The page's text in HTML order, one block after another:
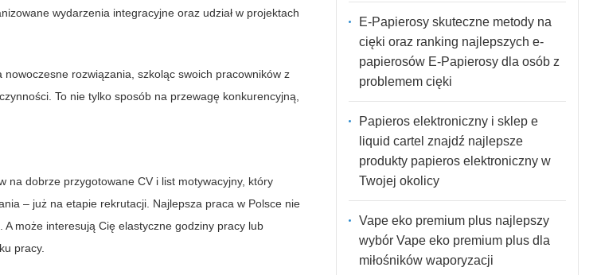
wydarzenia integracyjne oraz udział w projektach
rozwiązania, szkoląc swoich pracowników z
To nie tylko sposób na przewagę konkurencyjną,
na dobrze przygotowane CV i list motywacyjny, który
– już na etapie rekrutacji. Najlepsza praca w Polsce nie
może interesują Cię elastyczne godziny pracy lub
pracy.
E-Papierosy skuteczne metody na
cięki oraz ranking najlepszych e-
papierosów E-Papierosy dla osób z
problemem cięki
Papieros elektroniczny i sklep e
liquid cartel znajdź najlepsze
produkty papieros elektroniczny w
Twojej okolicy
Vape eko premium plus najlepszy
wybór Vape eko premium plus dla
miłośników waporyzacji